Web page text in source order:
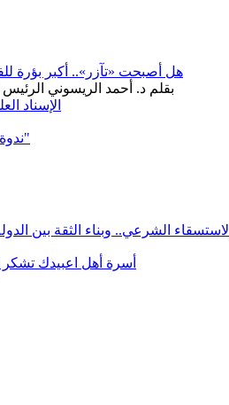
هل أصبحت «تآزر».. أكبر بؤرة
الإسناد
ندوة حول كتاب "العدالة الاجتماعية في الإسلام"
الاستسقاء الشرعي.. وبناء الثقة بين
أسرة أهل اعبيدك تشكر